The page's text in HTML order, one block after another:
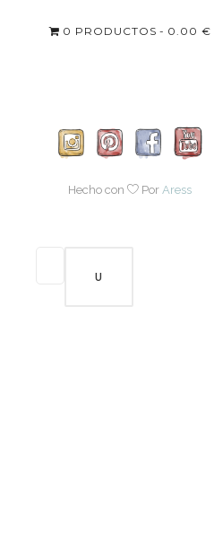
0 PRODUCTOS 0.00 €
Hecho con Por Aress